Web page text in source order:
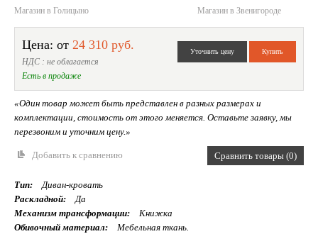
Магазин в Голицыно Магазин в Звенигороде
Цена: от 24 310 руб.
НДС : не облагается
Есть в продаже
«Один товар может быть представлен в разных размерах и
комплектации, стоимость от этого меняется. Оставьте заявку, мы
перезвоним и уточним цену.»
Добавить к сравнению Сравнить товары (0)
Тип:
Диван-кровать
Раскладной:
Да
Механизм трансформации:
Книжка
Обивочный материал:
Мебельная ткань.